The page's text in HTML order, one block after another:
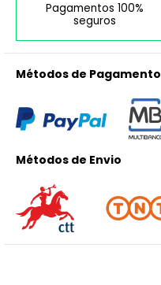
Pagamentos 100%
seguros
Métodos de Pagamento
Métodos de Envio